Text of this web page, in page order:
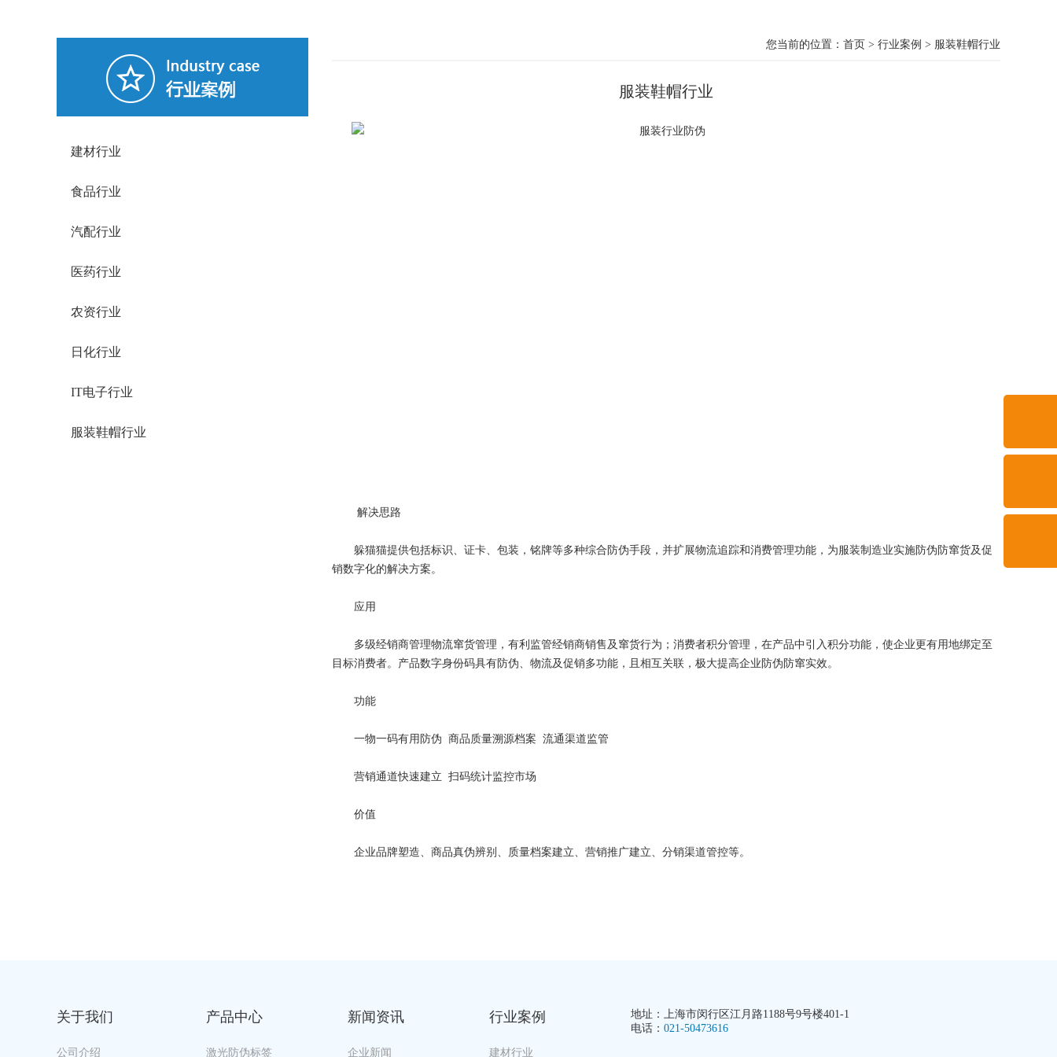
建材行业
食品行业
汽配行业
医药行业
农资行业
日化行业
IT电子行业
服装鞋帽行业
您当前的位置： 首页 > 行业案例 > 服装鞋帽行业
服装鞋帽行业
解决思路
躲猫猫提供包括标识、证卡、包装，铭牌等多种综合防伪手段，并扩展物流追踪和消费管理功能，为服装制造业实施防伪防窜货及促
销数字化的解决方案。
应用
多级经销商管理物流窜货管理，有利监管经销商销售及窜货行为；消费者积分管理，在产品中引入积分功能，使企业更有用地绑定至
目标消费者。产品数字身份码具有防伪、物流及促销多功能，且相互关联，极大提高企业防伪防窜实效。
功能
一物一码有用防伪 商品质量溯源档案 流通渠道监管
营销通道快速建立 扫码统计监控市场
价值
企业品牌塑造、商品真伪辨别、质量档案建立、营销推广建立、分销渠道管控等。
关于我们
公司介绍
产品中心
激光防伪标签
新闻资讯
企业新闻
行业案例
建材行业
地址：上海市闵行区江月路1188号9号楼401-1
电话： 021-50473616